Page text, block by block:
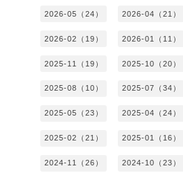
2026-05（24） 2026-04（21）
2026-02（19） 2026-01（11）
2025-11（19） 2025-10（20）
2025-08（10） 2025-07（34）
2025-05（23） 2025-04（24）
2025-02（21） 2025-01（16）
2024-11（26） 2024-10（23）